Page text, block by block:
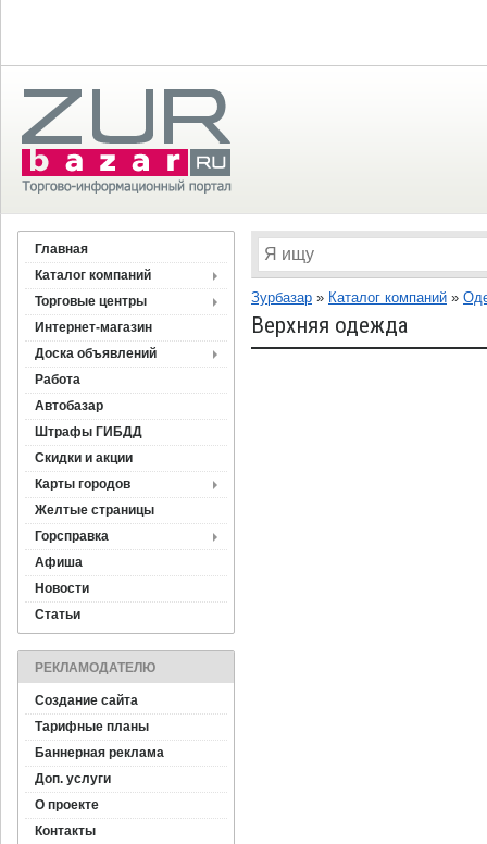
Главная
Каталог компаний
Торговые центры
Интернет-магазин
Доска объявлений
Работа
Автобазар
Штрафы ГИБДД
Скидки и акции
Карты городов
Желтые страницы
Горсправка
Афиша
Новости
Статьи
РЕКЛАМОДАТЕЛЮ
Создание сайта
Тарифные планы
Баннерная реклама
Доп. услуги
О проекте
Контакты
Зурбазар » Каталог компаний »
Верхняя одежда